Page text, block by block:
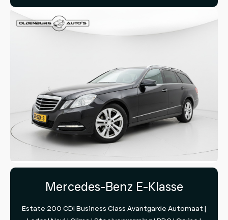
Mercedes-Benz E-Klasse
Estate 200 CDI Business Class Avantgarde Automaat |